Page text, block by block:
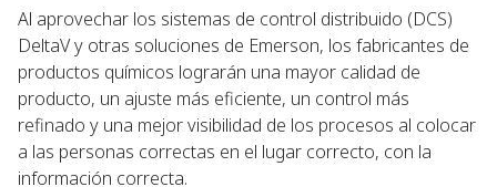
Al aprovechar los sistemas de control distribuido (DCS)
DeltaV y otras soluciones de Emerson, los fabricantes de
productos químicos lograrán una mayor calidad de
producto, un ajuste más eficiente, un control más
refinado y una mejor visibilidad de los procesos al colocar
a las personas correctas en el lugar correcto, con la
información correcta.